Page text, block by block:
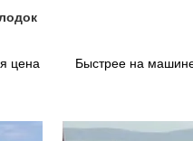
цена Быстрее на